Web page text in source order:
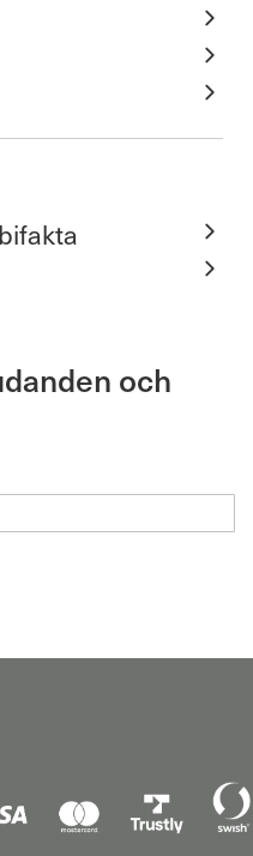
och